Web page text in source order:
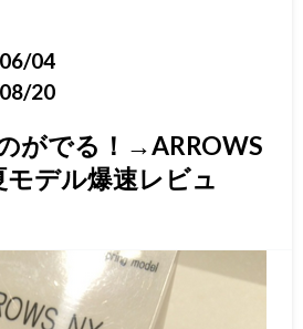
04
20
がでる！→ARROWS
デル爆速レビュ